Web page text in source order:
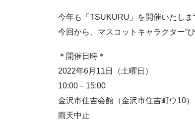
今年も「TSUKURU」を開催いたしま
今回から、マスコットキャラクター”
＊開催日時＊
2022年6月11日（土曜日）
10:00－15:00
金沢市住吉会館（金沢市住吉町ウ10）
雨天中止